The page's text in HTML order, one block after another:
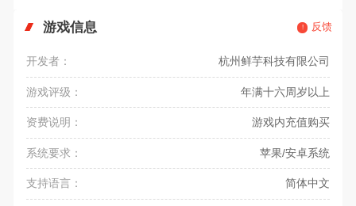
游戏信息 反馈
开发者： 杭州鲜芋科技有限公司
游戏评级： 年满十六周岁以上
资费说明： 游戏内充值购买
系统要求： 苹果/安卓系统
支持语言： 简体中文